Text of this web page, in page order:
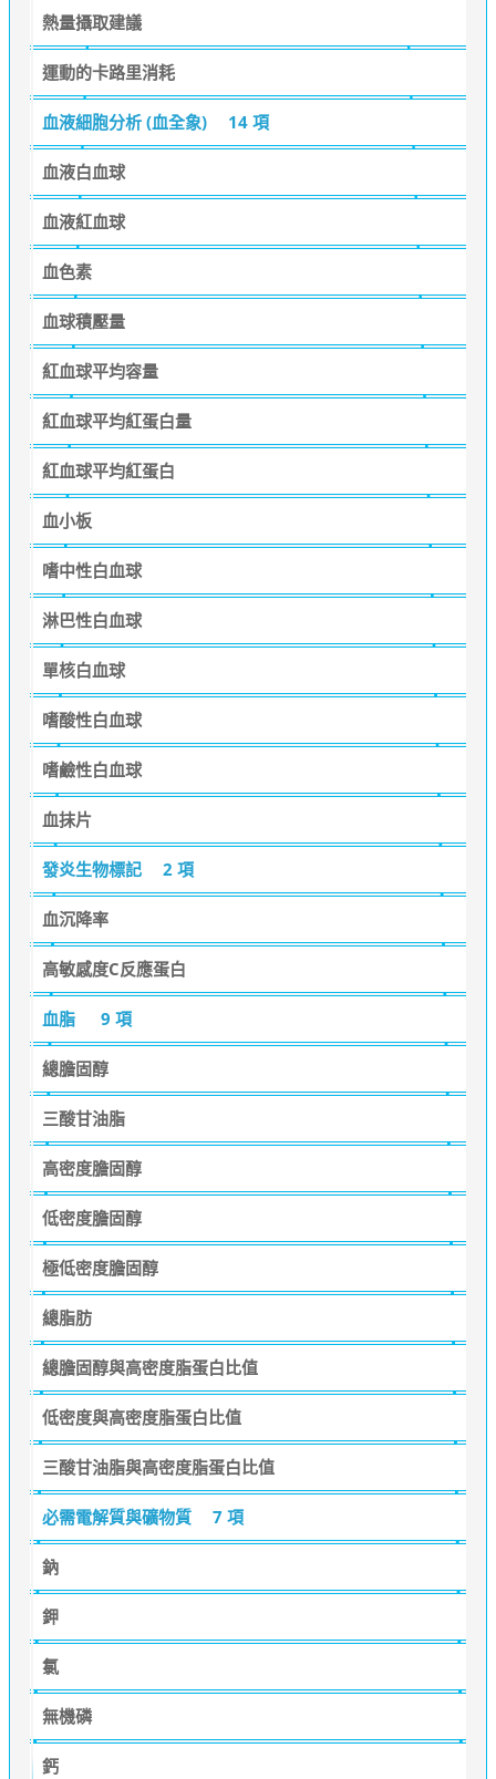
熱量攝取建議
運動的卡路里消耗
血液細胞分析 (血全象) 14 項
血液白血球
血液紅血球
血色素
血球積壓量
紅血球平均容量
紅血球平均紅蛋白量
紅血球平均紅蛋白
血小板
嗜中性白血球
淋巴性白血球
單核白血球
嗜酸性白血球
嗜鹼性白血球
血抹片
發炎生物標記 2 項
血沉降率
高敏感度C反應蛋白
血脂 9 項
總膽固醇
三酸甘油脂
高密度膽固醇
低密度膽固醇
極低密度膽固醇
總脂肪
總膽固醇與高密度脂蛋白比值
低密度與高密度脂蛋白比值
三酸甘油脂與高密度脂蛋白比值
必需電解質與礦物質 7 項
鈉
鉀
氯
無機磷
鈣